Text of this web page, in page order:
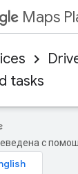
Maps
tasks
с